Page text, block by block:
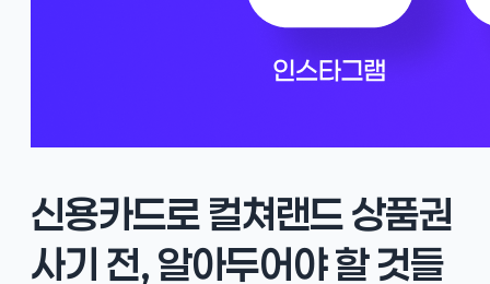
신용카드로 컬쳐랜드 상품권
사기 전, 알아두어야 할 것들